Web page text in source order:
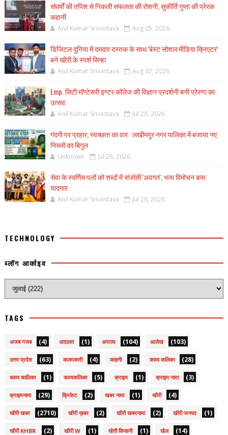
संघर्षों की तपिश से निकली सफलता की रोशनी, सुकीर्ति गुप्ता की प्रेरक
कहानी
Anil Kumar Srivastava Aug 05, 2026
डिजिटल दुनिया में दमदार दस्तक के साथ 'बेस्ट सोशल मीडिया क्रिएटर'
बने खीरी के स्पर्श सिन्हा
Anil Kumar Srivastava Aug 02, 2026
Lmp. सिटी मॉण्टेसरी इण्टर कॉलेज की विज्ञान प्रदर्शनी बनी प्रेरणा का
उत्सव
Anil Kumar Srivastava Jul 28, 2026
गंदगी पर प्रहार, स्वच्छता का वार : लखीमपुर नगर पालिका में बजाया नए
नियमों का बिगुल
Unknown Jul 28, 2026
सेवा के स्वर्णिम पलों को शब्दों में संजोती 'अवगत', भव्य विमोचन बना
यादगार
Anil Kumar Srivastava Jul 26, 2026
TECHNOLOGY
ब्लॉग आर्काइव
TAGS
अजब गजब (4) अदालत (1) अपराध (104) आलेख (103)
उत्तर प्रदेश (63) कलमकारी (4) कहानी (2) काव्य कलिका (28)
काव्य कालिका (1) काव्यकलिका (5) क्राइम (1) क्राइम नामा (3)
क्राइमनामा (29) क्रिकेट (2) खबर नामा (1) खीरी (4)
खीरी खबर (2710) खीरी ख़बर (2) खीरी खबरनामा (2) खीरी जनपद (1)
खीरी KHBR (2) खीरी W (1) खेती किसानी (1) खेल (14)